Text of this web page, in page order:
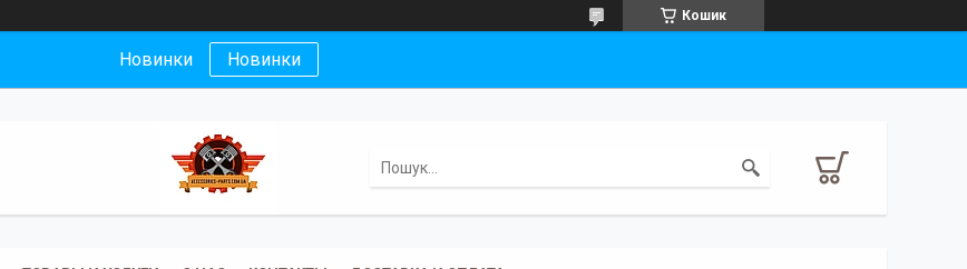
Кошик
Новинки Новинки